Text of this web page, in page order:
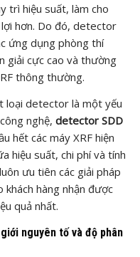
trì hiệu suất, làm cho
hơn. Do đó, detector
ứng dụng phòng thí
giải cực cao và thường
thông thường.
loại detector là một yếu
nghệ, detector SDD
hết các máy XRF hiện
hiệu suất, chi phí và tính
ưu tiên các giải pháp
khách hàng nhận được
quả nhất.
nguyên tố và độ phân